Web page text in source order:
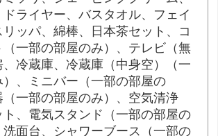
ライヤー、バスタオル、フェイ
ッパ、綿棒、日本茶セット、コ
（一部の部屋のみ）、テレビ（無
冷蔵庫、冷蔵庫（中身空）（一
、ミニバー（一部の部屋の
一部の部屋のみ）、空気清浄
、電気スタンド（一部の部屋の
面台、シャワーブース（一部の